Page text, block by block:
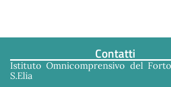
Contatti
Istituto Omnicomprensivo del
S.Elia